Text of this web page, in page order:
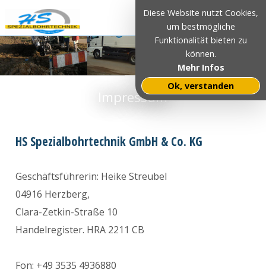
Impressum
HS Spezialbohrtechnik GmbH & Co. KG
Geschäftsführerin: Heike Streubel
04916 Herzberg,
Clara-Zetkin-Straße 10
Handelregister. HRA 2211 CB
Fon: +49 3535 4936880
Diese Website nutzt Cookies,
um bestmögliche
Funktionalität bieten zu
können.
Mehr Infos
Ok, verstanden